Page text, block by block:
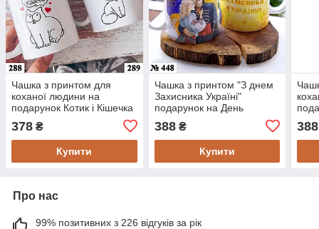
Чашка з принтом для
коханої людини на
подарунок Котик і Кішечка
378 ₴
Купити
Чашка з принтом "З днем
Захисника Україні"
подарунок на День
388₴
Купити
388
Про нас
99% позитивних з 226 відгуків за рік